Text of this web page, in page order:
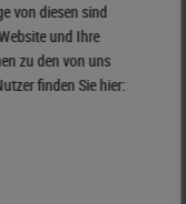
von diesen sind
und Ihre
zu den von uns
finden Sie hier: